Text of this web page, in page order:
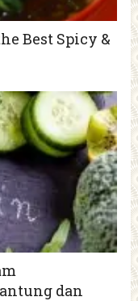
Best Spicy &
dan